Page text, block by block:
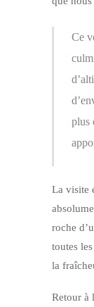
Ce
plus
La visite
roche
toutes
la
Retour à